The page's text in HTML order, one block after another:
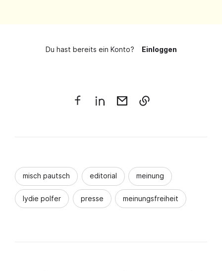
Du hast bereits ein Konto? Einloggen
misch pautsch editorial meinung
lydie polfer presse meinungsfreiheit